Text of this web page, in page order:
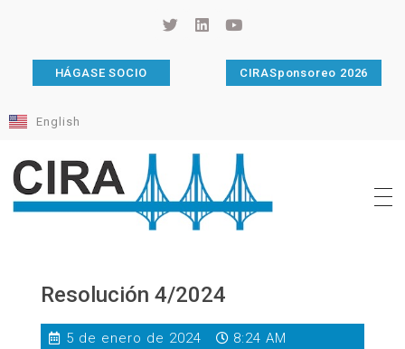
HÁGASE SOCIO CIRASponsoreo 2026
English
Resolución 4/2024
5 de enero de 2024
8:24 AM